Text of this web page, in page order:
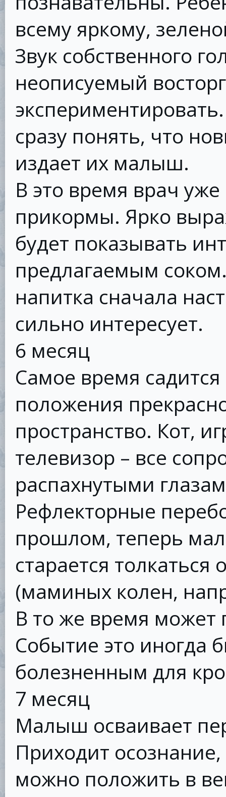
всему яркому,
Звук собственного
неописуемый
сразу понять, что
издает их малыш.
В это время врач
прикормы. Ярко
будет показывать
предлагаемым
напитка сначала
сильно интересует.
6 месяц
Самое время садится
положения
пространство. Кот,
телевизор – все
распахнутыми
Рефлекторные
прошлом, теперь
старается
(маминых колен,
В то же время может
Событие это иногда
болезненным для
7 месяц
Малыш осваивает
Приходит
можно положить в